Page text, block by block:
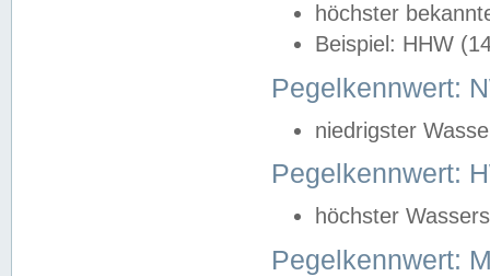
höchster
Beispiel: HHW
Pegelkennwert:
niedrigster
Pegelkennwert:
höchster
Pegelkennwert: